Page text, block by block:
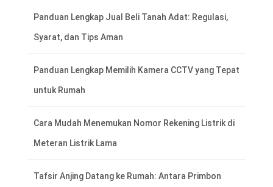
Panduan Lengkap Memilih Kamera CCTV yang Tepat
untuk Rumah
Cara Mudah Menemukan Nomor Rekening Listrik di
Meteran Listrik Lama
Tafsir Anjing Datang ke Rumah: Antara Primbon
Jawa dan Perspektif Islam
Hal Penting Saat Cek Tagihan Listrik PLN